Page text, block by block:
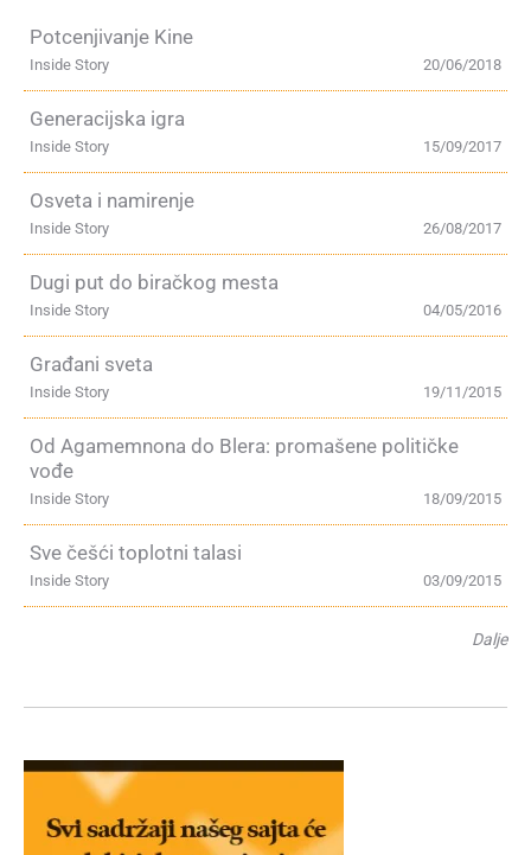
Potcenjivanje Kine
20/06/2018
Inside Story
Generacijska igra
15/09/2017
Inside Story
Osveta i namirenje
26/08/2017
Inside Story
Dugi put do biračkog mesta
04/05/2016
Inside Story
Građani sveta
19/11/2015
Inside Story
Od Agamemnona do Blera: promašene političke
vođe
18/09/2015
Inside Story
Sve češći toplotni talasi
03/09/2015
Inside Story
Dalje